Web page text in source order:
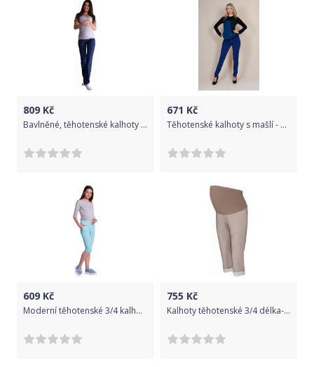
809 Kč
Bavlněné, těhotenské kalhoty s regulovatelným pásem - tm. modré, Velikosti těh. moda XXL (44)
671 Kč
Těhotenské kalhoty s mašlí - Modré
609 Kč
Moderní těhotenské 3/4 kalhoty s kapsami - mátové, Velikosti těh. moda S (36)
755 Kč
Kalhoty těhotenské 3/4 délka- PRUŽNÝ LEM béžové - Be MaaMaa velikost XXL